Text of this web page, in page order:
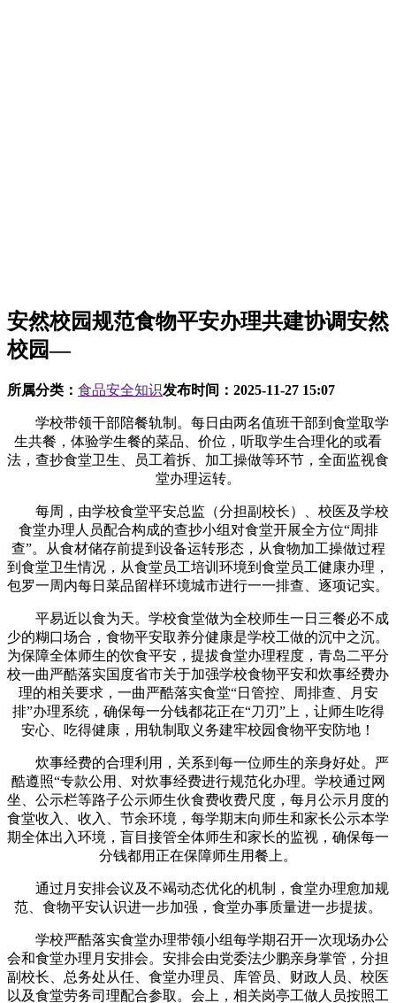
安然校园规范食物平安办理共建协调安然
校园—
所属分类： 食品安全知识发布时间： 2025-11-27 15:07
学校带领干部陪餐轨制。每日由两名值班干部到食堂取学
生共餐，体验学生餐的菜品、价位，听取学生合理化的或看
法，查抄食堂卫生、员工着拆、加工操做等环节，全面监视食
堂办理运转。
每周，由学校食堂平安总监（分担副校长）、校医及学校
食堂办理人员配合构成的查抄小组对食堂开展全方位“周排
查”。从食材储存前提到设备运转形态，从食物加工操做过程
到食堂卫生情况，从食堂员工培训环境到食堂员工健康办理，
包罗一周内每日菜品留样环境城市进行一一排查、逐项记实。
平易近以食为天。学校食堂做为全校师生一日三餐必不成
少的糊口场合，食物平安取养分健康是学校工做的沉中之沉。
为保障全体师生的饮食平安，提拔食堂办理程度，青岛二平分
校一曲严酷落实国度省市关于加强学校食物平安和炊事经费办
理的相关要求，一曲严酷落实食堂“日管控、周排查、月安
排”办理系统，确保每一分钱都花正在“刀刃”上，让师生吃得
安心、吃得健康，用轨制取义务建牢校园食物平安防地！
炊事经费的合理利用，关系到每一位师生的亲身好处。严
酷遵照“专款公用、对炊事经费进行规范化办理。学校通过网
坐、公示栏等路子公示师生伙食费收费尺度，每月公示月度的
食堂收入、收入、节余环境，每学期末向师生和家长公示本学
期全体出入环境，盲目接管全体师生和家长的监视，确保每一
分钱都用正在保障师生用餐上。
通过月安排会议及不竭动态优化的机制，食堂办理愈加规
范、食物平安认识进一步加强，食堂办事质量进一步提拔。
学校严酷落实食堂办理带领小组每学期召开一次现场办公
会和食堂办理月安排会。安排会由党委法少鹏亲身掌管，分担
副校长、总务处从任、食堂办理员、库管员、财政人员、校医
以及食堂劳务司理配合参取。会上，相关岗亭工做人员按照工